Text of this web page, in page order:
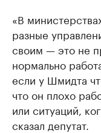
«В
разные
своим — это не
нормально
если у Шмидта
что он плохо
или ситуаций,
сказал депутат.